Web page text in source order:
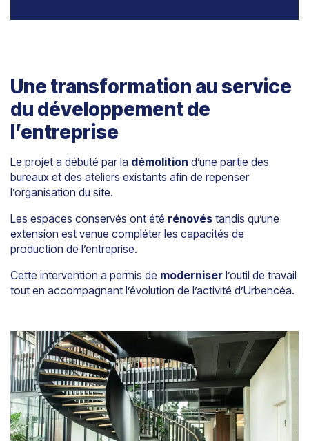
Une transformation au service
du développement de
l’entreprise
Le projet a débuté par la démolition d’une partie des
bureaux et des ateliers existants afin de repenser
l’organisation du site.
Les espaces conservés ont été rénovés tandis qu’une
extension est venue compléter les capacités de
production de l’entreprise.
Cette intervention a permis de moderniser l’outil de travail
tout en accompagnant l’évolution de l’activité d’Urbencéa.